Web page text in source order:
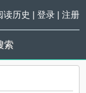
读历史 | 登录| 注册
索